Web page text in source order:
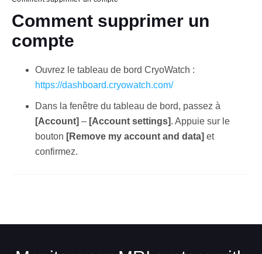
Français
Comment supprimer un
compte
Ouvrez le tableau de bord CryoWatch :
https://dashboard.cryowatch.com/
Dans la fenêtre du tableau de bord, passez à
[Account] – [Account settings]. Appuie sur le
bouton [Remove my account and data] et
confirmez.